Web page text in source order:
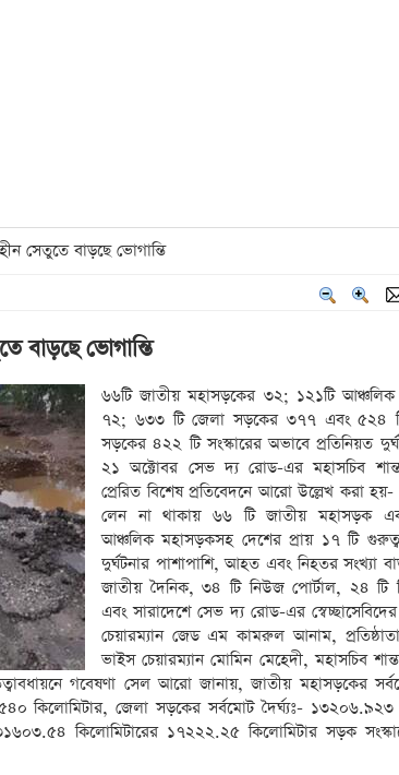
সেতুতে বাড়ছে ভোগান্তি
বাড়ছে ভোগান্তি
৬৬টি জাতীয় মহাসড়কের ৩২; ১২১টি
৭২; ৬৩৩ টি জেলা সড়কের ৩৭৭ এবং ৫২৪
সড়কের ৪২২ টি সংস্কারের অভাবে প্রতিনিয়ত
২১ অক্টোবর সেভ দ্য রোড-এর মহাসচিব
প্রেরিত বিশেষ প্রতিবেদনে আরো উল্লেখ করা
লেন না থাকায় ৬৬ টি জাতীয় মহাসড়ক
আঞ্চলিক মহাসড়কসহ দেশের প্রায় ১৭ টি
দুর্ঘটনার পাশাপাশি, আহত এবং নিহতর সংখ্যা
জাতীয় দৈনিক, ৩৪ টি নিউজ পোর্টাল, ২৪ টি
এবং সারাদেশে সেভ দ্য রোড-এর
চেয়ারম্যান জেড এম কামরুল আনাম,
ভাইস চেয়ারম্যান মোমিন মেহেদী, মহাসচিব
গবেষণা সেল আরো জানায়, জাতীয় মহাসড়কের
কিলোমিটার, জেলা সড়কের সর্বমোট দৈর্ঘ্যঃ- ১৩২০৬.৯২৩
কিলোমিটারের ১৭২২২.২৫ কিলোমিটার সড়ক